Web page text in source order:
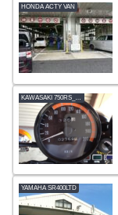
HONDA ACTY VAN
YAMAHA SR400LTD